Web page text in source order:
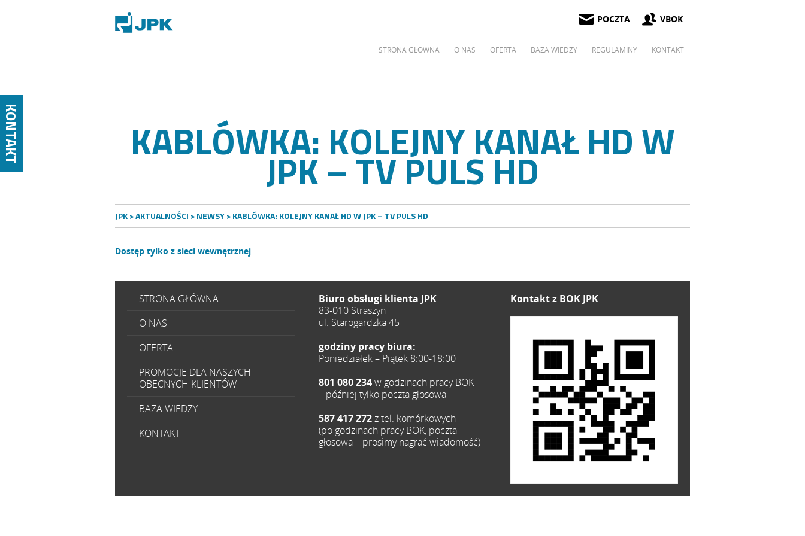
KONTAKT
POCZTA VBOK
STRONA GŁÓWNA O NAS OFERTA BAZA WIEDZY REGULAMINY KONTAKT
KABLÓWKA: KOLEJNY KANAŁ HD W
JPK – TV PULS HD
JPK>AKTUALNOŚCI >NEWSY> KABLÓWKA: KOLEJNY KANAŁ HD W JPK – TV PULS HD
Dostęp tylko z sieci wewnętrznej
STRONA GŁÓWNA
O NAS
OFERTA
PROMOCJE DLA NASZYCH
OBECNYCH KLIENTÓW
BAZA WIEDZY
KONTAKT
Biuro obsługi klienta JPK
83-010 Straszyn
ul. Starogardzka 45
godziny pracy biura:
Poniedziałek – Piątek 8:00-18:00
801 080 234w godzinach pracy BOK
– później tylko poczta głosowa
587 417 272z tel. komórkowych
(po godzinach pracy BOK, poczta
głosowa – prosimy nagrać wiadomość)
Kontakt z BOK JPK